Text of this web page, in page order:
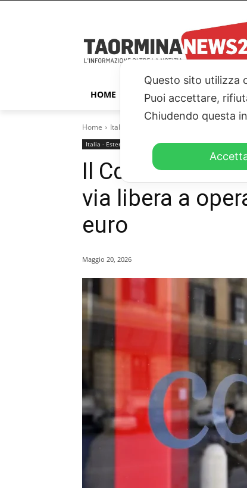
HOME TAORMINA ITALIA –
Home Italia - Esteri
Italia - Esteri
Il Cda di Cassa
via libera a
euro
Maggio 20, 2026
Questo sito utilizza
Puoi accettare,
Chiudendo questa